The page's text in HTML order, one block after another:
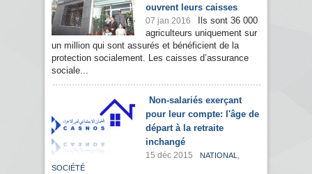
ouvrent leurs caisses
07 jan 2016
Ils sont 36 000
agriculteurs uniquement sur
un million qui sont assurés et bénéficient de la
protection socialement. Les caisses d’assurance
sociale...
Non-salariés exerçant
pour leur compte: l'âge de
départ à la retraite
inchangé
15 déc 2015 NATIONAL ,
SOCIÉTÉ